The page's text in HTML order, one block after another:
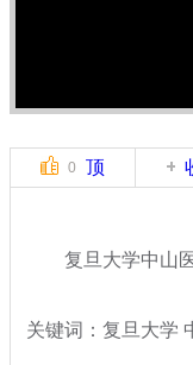
0 顶
复旦大学中山医
关键词：复旦大学